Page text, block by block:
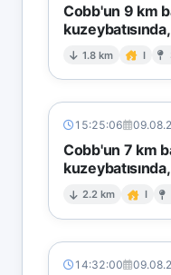
Cobb'un 9 km
1.8 km I
15:25:06
Cobb'un 7 km
2.2 km I
14:32:00